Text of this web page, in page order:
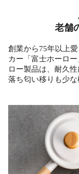
老舗
創業から75年以上
カー「富士ホーロ
ロー製品は、耐久
落ち匂い移りも少な